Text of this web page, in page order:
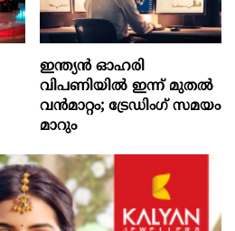
ഇന്ത്യൻ ഓഹരി
വിപണിയിൽ ഇന്ന് മുതൽ
വൻമാറ്റം; ട്രേഡിംഗ് സമയം
മാറും